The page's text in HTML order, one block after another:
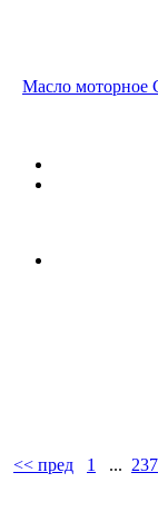
Масло моторное
<< пред 1 ... 237